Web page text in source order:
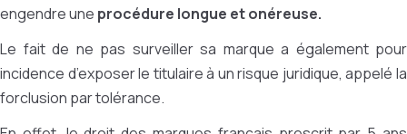
engendre une procédure longue et onéreuse.
Le fait de ne pas surveiller sa marque a également pour
incidence d’exposer le titulaire à un risque juridique, appelé la
forclusion par tolérance.